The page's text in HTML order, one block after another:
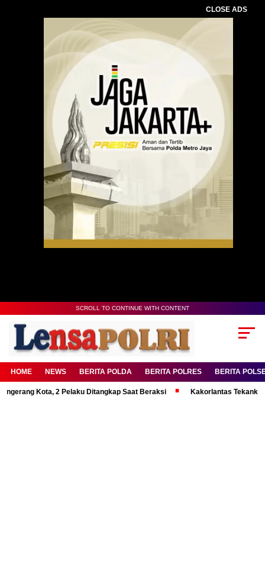
CLOSE ADS
SCROLL TO CONTINUE WITH CONTENT
HOME NEWS BERITA POLDA BERITA POLRES BERITA
2 Pelaku Ditangkap Saat Beraksi Kakorlantas Tekankan Mental